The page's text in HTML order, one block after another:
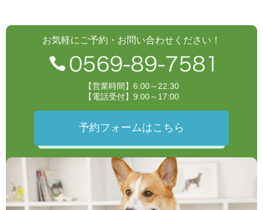
お気軽にご予約・お問い合わせください！
【営業時間】6:00～22:30
【電話受付】9:00～17:00
予約フォームはこちら